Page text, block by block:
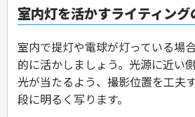
室内灯を活かすライティング
室内で提灯や電球が灯っている場
的に活かしましょう。光源に近い
光が当たるよう、撮影位置を工夫
段に明るく写ります。